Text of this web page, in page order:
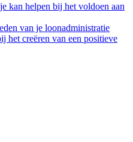
kan helpen bij het voldoen aan
van je loonadministratie
het creëren van een positieve